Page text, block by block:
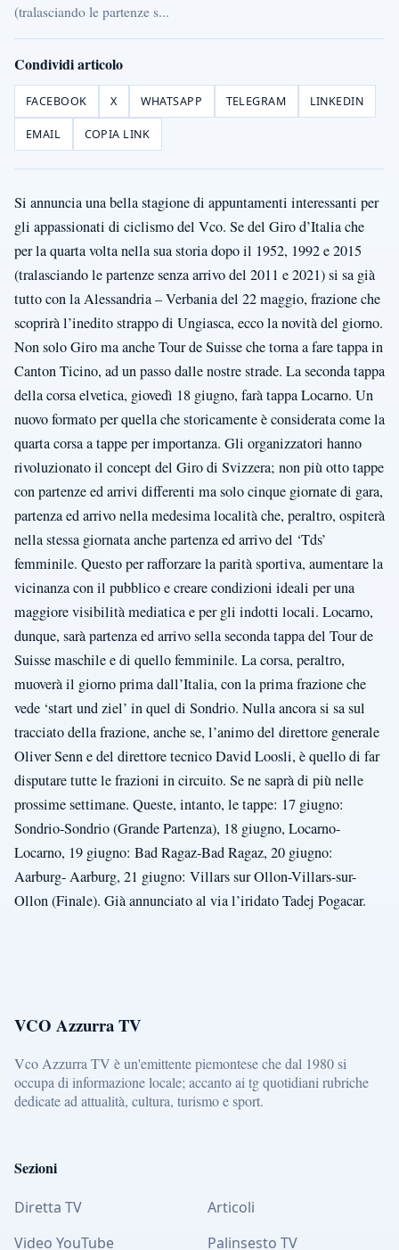
(tralasciando le partenze s...
Condividi articolo
FACEBOOK X WHATSAPP TELEGRAM LINKEDIN
EMAIL COPIA LINK
Si annuncia una bella stagione di appuntamenti interessanti per
gli appassionati di ciclismo del Vco. Se del Giro d’Italia che
per la quarta volta nella sua storia dopo il 1952, 1992 e 2015
(tralasciando le partenze senza arrivo del 2011 e 2021) si sa già
tutto con la Alessandria – Verbania del 22 maggio, frazione che
scoprirà l’inedito strappo di Ungiasca, ecco la novità del giorno.
Non solo Giro ma anche Tour de Suisse che torna a fare tappa in
Canton Ticino, ad un passo dalle nostre strade. La seconda tappa
della corsa elvetica, giovedì 18 giugno, farà tappa Locarno. Un
nuovo formato per quella che storicamente è considerata come la
quarta corsa a tappe per importanza. Gli organizzatori hanno
rivoluzionato il concept del Giro di Svizzera; non più otto tappe
con partenze ed arrivi differenti ma solo cinque giornate di gara,
partenza ed arrivo nella medesima località che, peraltro, ospiterà
nella stessa giornata anche partenza ed arrivo del ‘Tds’
femminile. Questo per rafforzare la parità sportiva, aumentare la
vicinanza con il pubblico e creare condizioni ideali per una
maggiore visibilità mediatica e per gli indotti locali. Locarno,
dunque, sarà partenza ed arrivo sella seconda tappa del Tour de
Suisse maschile e di quello femminile. La corsa, peraltro,
muoverà il giorno prima dall’Italia, con la prima frazione che
vede ‘start und ziel’ in quel di Sondrio. Nulla ancora si sa sul
tracciato della frazione, anche se, l’animo del direttore generale
Oliver Senn e del direttore tecnico David Loosli, è quello di far
disputare tutte le frazioni in circuito. Se ne saprà di più nelle
prossime settimane. Queste, intanto, le tappe: 17 giugno:
Sondrio-Sondrio (Grande Partenza), 18 giugno, Locarno-
Locarno, 19 giugno: Bad Ragaz-Bad Ragaz, 20 giugno:
Aarburg- Aarburg, 21 giugno: Villars sur Ollon-Villars-sur-
Ollon (Finale). Già annunciato al via l’iridato Tadej Pogacar.
VCO Azzurra TV
Vco Azzurra TV è un'emittente piemontese che dal 1980 si
occupa di informazione locale; accanto ai tg quotidiani rubriche
dedicate ad attualità, cultura, turismo e sport.
Sezioni
Diretta TV
Articoli
Video YouTube
Palinsesto TV